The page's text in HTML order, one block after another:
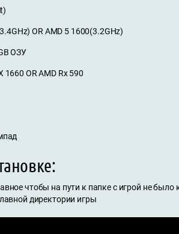
OR AMD 5 1600(3.2GHz)
ОЗУ
1660 OR AMD Rx 590
чтобы на пути к папке с игрой не было
директории игры